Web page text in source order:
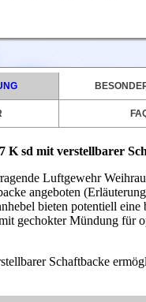
K sd mit verstellbarer
Luftgewehr
angeboten
bieten potentiell
gechokter Mündung für
Schaftbacke